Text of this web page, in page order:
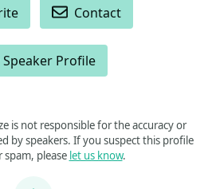
Contact
Speaker Profile
is not responsible for the accuracy or
by speakers. If you suspect this profile
spam, please let us know.